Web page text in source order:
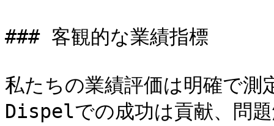
### 客観的な業績指標
私たちの業績評価は明確で測
Dispelでの成功は貢献、問